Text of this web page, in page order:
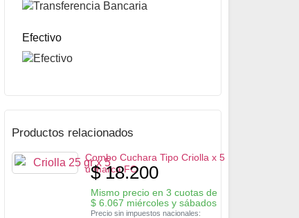
Precio sin impuestos nacionales:$3.002
10% OFFabonando con Efectivo
Efectivo
Productos relacionados
Combo Cuchara Tipo Criolla x 5
u marca FC
$18.200
Mismo precio en 3 cuotas de
$ 6.067 miércoles y sábados
Precio sin impuestos nacionales: